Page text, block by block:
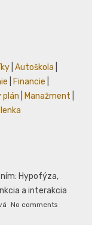
Autoškola
Financie
plán Manažment
Hypofýza,
a interakcia
No comments